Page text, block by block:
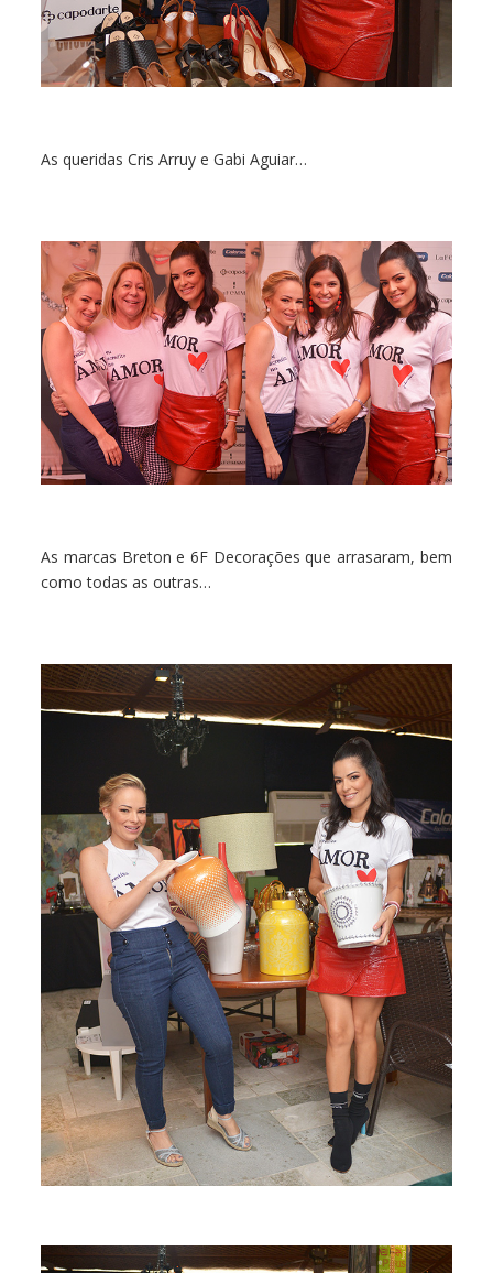
As queridas Cris Arruy e Gabi Aguiar…
As marcas Breton e 6F Decorações que arrasaram, bem
como todas as outras…